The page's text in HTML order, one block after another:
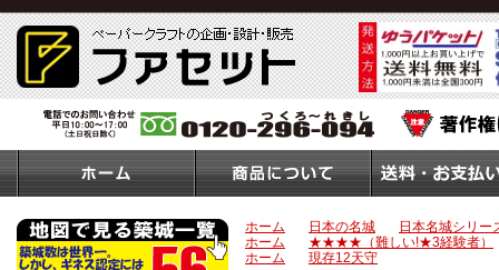
ホーム 日本の名城
日本名城シリー
ホーム
★★★★（難しい!★3経験者）
ホーム
現存12天守